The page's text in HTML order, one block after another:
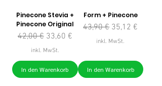
Pinecone Stevia +
Pinecone Original
Standardpreis
42,00 € Sale-Preis
33,60 €
inkl. MwSt.
In den Warenkorb
Form + Pinecone
Standardpreis
43,90 € Sale-Preis
35,12 €
inkl. MwSt.
In den Warenkorb